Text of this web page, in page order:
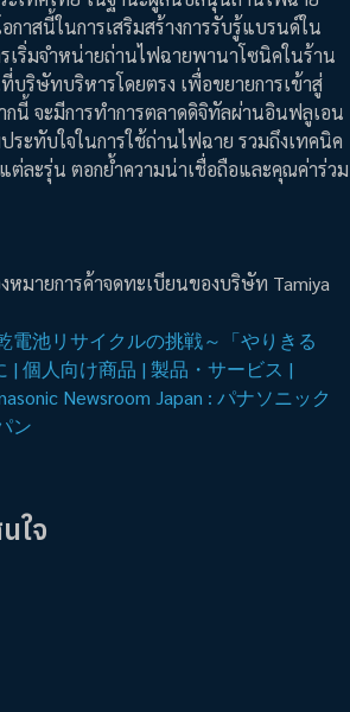
กาสนี้ในการเสริมสร้างการรับรู้แบรนด์ใน
เริ่มจำหน่ายถ่านไฟฉายพานาโซนิคในร้าน
บริษัทบริหารโดยตรง เพื่อขยายการเข้าสู่
กนี้ จะมีการทำการตลาดดิจิทัลผ่านอินฟลูเอน
ระทับใจในการใช้ถ่านไฟฉาย รวมถึงเทคนิค
ต่ละรุ่น ตอกย้ำความน่าเชื่อถือและคุณค่าร่วม
หมายการค้าจดทะเบียนของบริษัท Tamiya
電池リサイクルの挑戦～「やりきる
| 個人向け商品 | 製品・サービス |
Newsroom Japan : パナソニック
ン
ใจ